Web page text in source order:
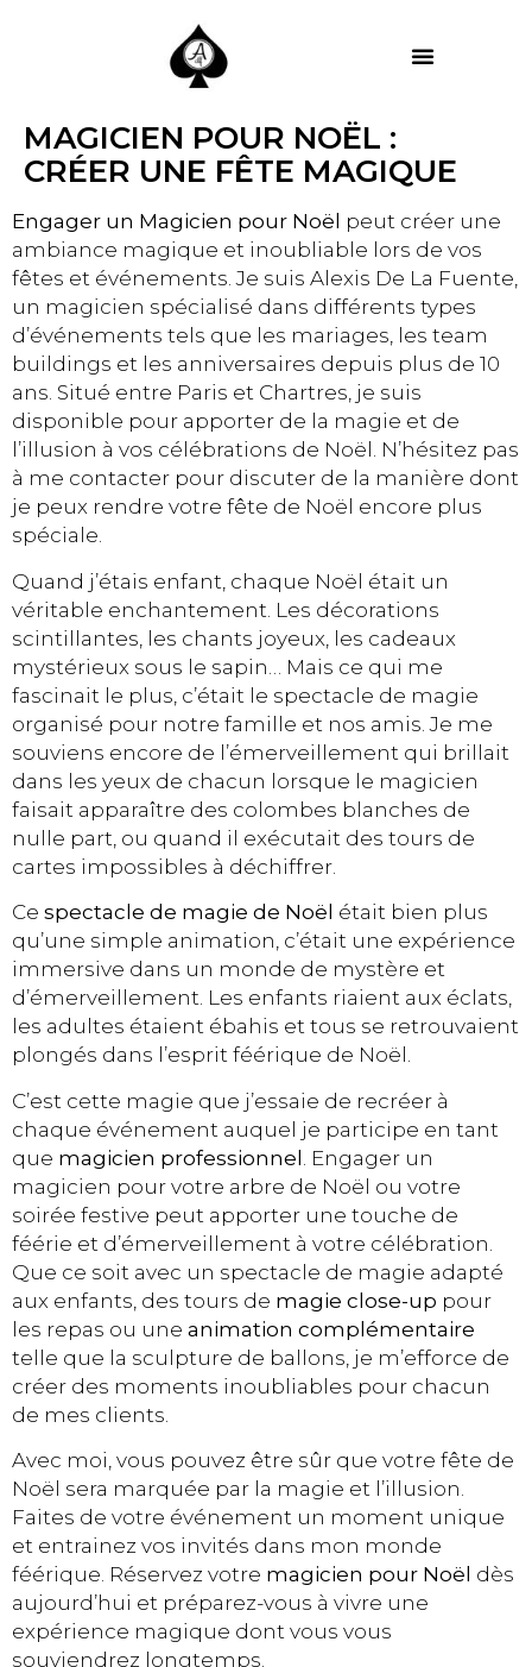
MAGICIEN POUR NOËL :
CRÉER UNE FÊTE MAGIQUE
Engager un Magicien pour Noël peut créer une
ambiance magique et inoubliable lors de vos
fêtes et événements. Je suis Alexis De La Fuente,
un magicien spécialisé dans différents types
d’événements tels que les mariages, les team
buildings et les anniversaires depuis plus de 10
ans. Situé entre Paris et Chartres, je suis
disponible pour apporter de la magie et de
l’illusion à vos célébrations de Noël. N’hésitez pas
à me contacter pour discuter de la manière dont
je peux rendre votre fête de Noël encore plus
spéciale.
Quand j’étais enfant, chaque Noël était un
véritable enchantement. Les décorations
scintillantes, les chants joyeux, les cadeaux
mystérieux sous le sapin… Mais ce qui me
fascinait le plus, c’était le spectacle de magie
organisé pour notre famille et nos amis. Je me
souviens encore de l’émerveillement qui brillait
dans les yeux de chacun lorsque le magicien
faisait apparaître des colombes blanches de
nulle part, ou quand il exécutait des tours de
cartes impossibles à déchiffrer.
Ce spectacle de magie de Noël était bien plus
qu’une simple animation, c’était une expérience
immersive dans un monde de mystère et
d’émerveillement. Les enfants riaient aux éclats,
les adultes étaient ébahis et tous se retrouvaient
plongés dans l’esprit féérique de Noël.
C’est cette magie que j’essaie de recréer à
chaque événement auquel je participe en tant
que magicien professionnel . Engager un
magicien pour votre arbre de Noël ou votre
soirée festive peut apporter une touche de
féérie et d’émerveillement à votre célébration.
Que ce soit avec un spectacle de magie adapté
aux enfants, des tours de magie close-up pour
les repas ou une animation complémentaire
telle que la sculpture de ballons, je m’efforce de
créer des moments inoubliables pour chacun
de mes clients.
Avec moi, vous pouvez être sûr que votre fête de
Noël sera marquée par la magie et l’illusion.
Faites de votre événement un moment unique
et entrainez vos invités dans mon monde
féérique. Réservez votre magicien pour Noël dès
aujourd’hui et préparez-vous à vivre une
expérience magique dont vous vous
souviendrez longtemps.